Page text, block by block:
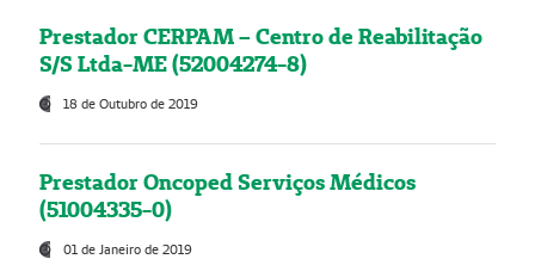
Prestador CERPAM – Centro de Reabilitação
S/S Ltda-ME (52004274-8)
18 de Outubro de 2019
Prestador Oncoped Serviços Médicos
(51004335-0)
01 de Janeiro de 2019